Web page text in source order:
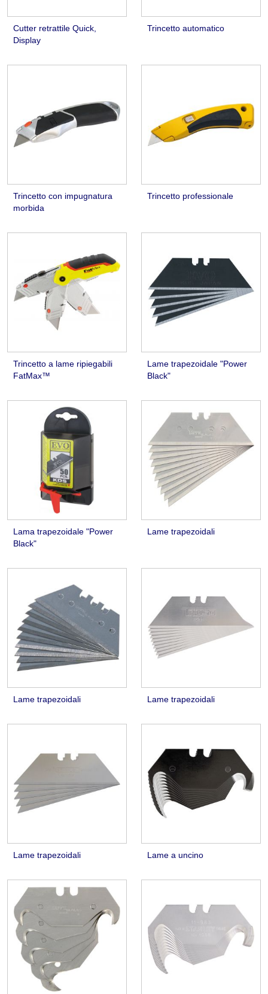
Cutter retrattile Quick,
Display
Trincetto automatico
Trincetto con impugnatura
morbida
Trincetto professionale
Trincetto a lame ripiegabili
FatMax™
Lame trapezoidale "Power
Black"
Lama trapezoidale "Power
Black"
Lame trapezoidali
Lame trapezoidali Lame trapezoidali
Lame trapezoidali Lame a uncino